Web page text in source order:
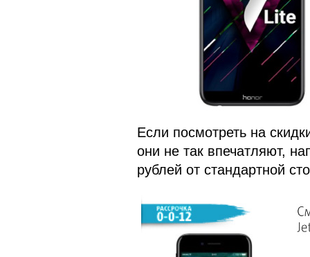
Если посмотреть на
они не так впечатляют,
рублей от стандартной